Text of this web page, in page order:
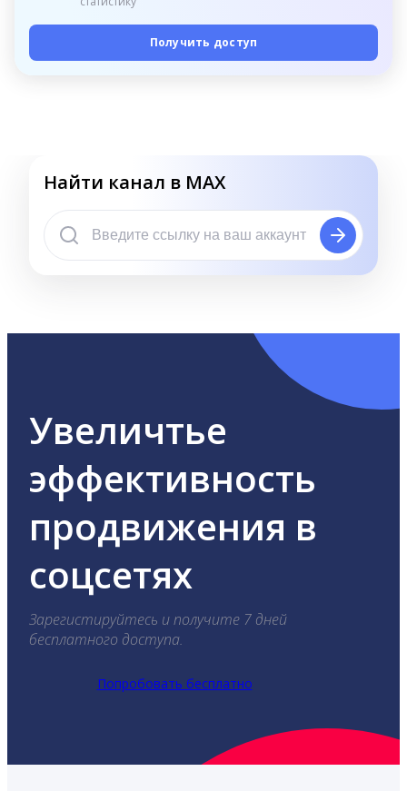
Получить доступ
Найти канал в MAX
Увеличтье
эффективность
продвижения в
соцсетях
Зарегистируйтесь и получите 7 дней
бесплатного доступа.
Попробовать бесплатно